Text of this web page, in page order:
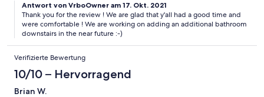
movies. Be aware if you are traveling with enough people to
need the downstairs “bedroom” (really just the one-room
finished part of the basement at the bottom of the stairs), it has
no access to a bathroom that isn’t inside another bedroom suite.
Antwort von VrboOwner am 17. Okt. 2021
Thank you for the review ! We are glad that y'all had a good time and
were comfortable ! We are working on adding an additional bathroom
downstairs in the near future :-)
Verifizierte Bewertung
10/10 – Hervorragend
Brian W.